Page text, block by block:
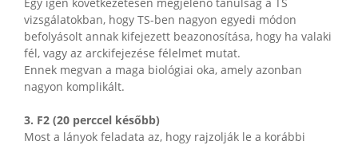
Egy igen következetesen megjelenő tanulság a TS
vizsgálatokban, hogy TS-ben nagyon egyedi módon
befolyásolt annak kifejezett beazonosítása, hogy ha valaki
fél, vagy az arckifejezése félelmet mutat.
Ennek megvan a maga biológiai oka, amely azonban
nagyon komplikált.
3. F2 (20 perccel később)
Most a lányok feladata az, hogy rajzolják le a korábbi